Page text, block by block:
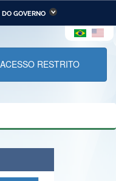
DO GOVERNO
e
ACESSO RESTRITO